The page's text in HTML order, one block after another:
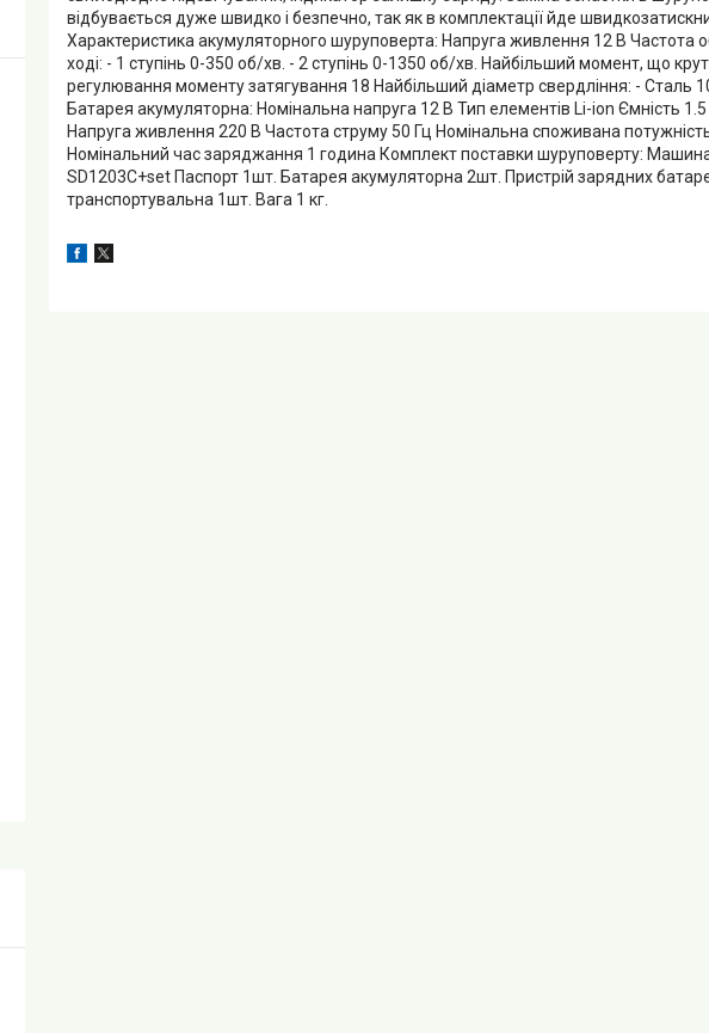
відбувається дуже швидко і безпечно, так як в комплектації йде
Характеристика акумуляторного шуруповерта: Напруга живлення 12 В Частота
ході: - 1 ступінь 0-350 об/хв. - 2 ступінь 0-1350 об/хв. Найбільший момент, що
регулювання моменту затягування 18 Найбільший діаметр свердління: - Сталь
Батарея акумуляторна: Номінальна напруга 12 В Тип елементів Li-ion Ємність
Напруга живлення 220 В Частота струму 50 Гц Номінальна споживана
Номінальний час заряджання 1 година Комплект поставки шуруповерту:
SD1203С+set Паспорт 1шт. Батарея акумуляторна 2шт. Пристрій зарядних
транспортувальна 1шт. Вага 1 кг.